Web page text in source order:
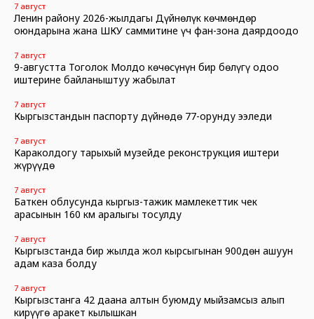
7 август
Ленин району 2026-жылдагы Дүйнөлүк көчмөндөр
оюндарына жана ШКУ саммитине үч фан-зона даярдоодо
7 август
9-августта Тоголок Молдо көчөсүнүн бир бөлүгү оңдоо
иштерине байланыштуу жабылат
7 август
Кыргызстандын паспорту дүйнөдө 77-орунду ээледи
7 август
Караколдогу тарыхый музейде реконструкция иштери
жүрүүдө
7 август
Баткен облусунда кыргыз-тажик мамлекеттик чек
арасынын 160 км аралыгы тосулду
7 август
Кыргызстанда бир жылда жол кырсыгынан 900дөн ашуун
адам каза болду
7 август
Кыргызстанга 42 даана алтын буюмду мыйзамсыз алып
кирүүгө аракет кылышкан